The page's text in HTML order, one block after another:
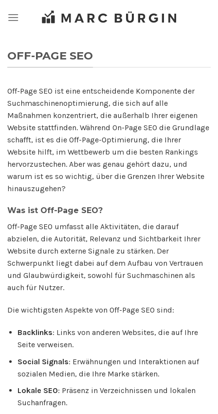
Inhalt
OFF-PAGE SEO
Off-Page SEO ist eine entscheidende Komponente der
Suchmaschinenoptimierung, die sich auf alle
Maßnahmen konzentriert, die außerhalb Ihrer eigenen
Website stattfinden. Während On-Page SEO die Grundlage
schafft, ist es die Off-Page-Optimierung, die Ihrer
Website hilft, im Wettbewerb um die besten Rankings
hervorzustechen. Aber was genau gehört dazu, und
warum ist es so wichtig, über die Grenzen Ihrer Website
hinauszugehen?
Was ist Off-Page SEO?
Off-Page SEO umfasst alle Aktivitäten, die darauf
abzielen, die Autorität, Relevanz und Sichtbarkeit Ihrer
Website durch externe Signale zu stärken. Der
Schwerpunkt liegt dabei auf dem Aufbau von Vertrauen
und Glaubwürdigkeit, sowohl für Suchmaschinen als
auch für Nutzer.
Die wichtigsten Aspekte von Off-Page SEO sind:
Backlinks: Links von anderen Websites, die auf Ihre
Seite verweisen.
Social Signals: Erwähnungen und Interaktionen auf
sozialen Medien, die Ihre Marke stärken.
Lokale SEO: Präsenz in Verzeichnissen und lokalen
Suchanfragen.